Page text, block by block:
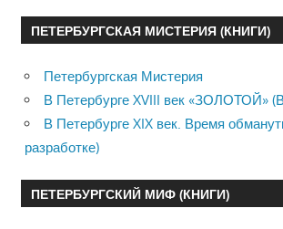
ПЕТЕРБУРГСКАЯ МИСТЕРИЯ (КНИГИ)
Петербургская Мистерия
В Петербурге XVIII век «ЗОЛОТОЙ»
В Петербурге XIX век. Время
разработке)
ПЕТЕРБУРГСКИЙ МИФ (КНИГИ)